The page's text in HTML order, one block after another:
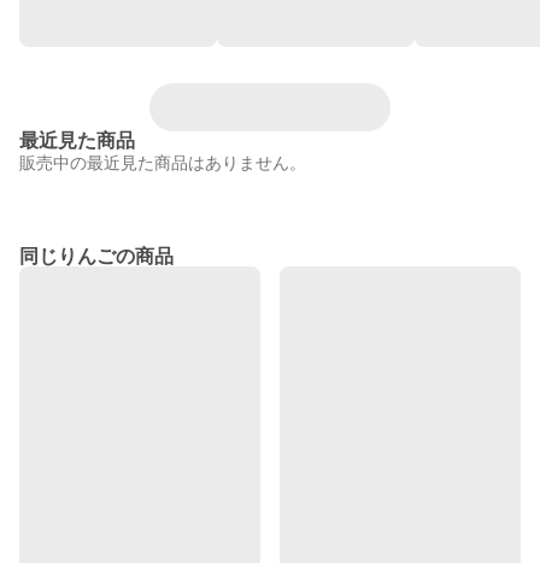
最近見た商品
販売中の最近見た商品はありません。
同じりんごの商品